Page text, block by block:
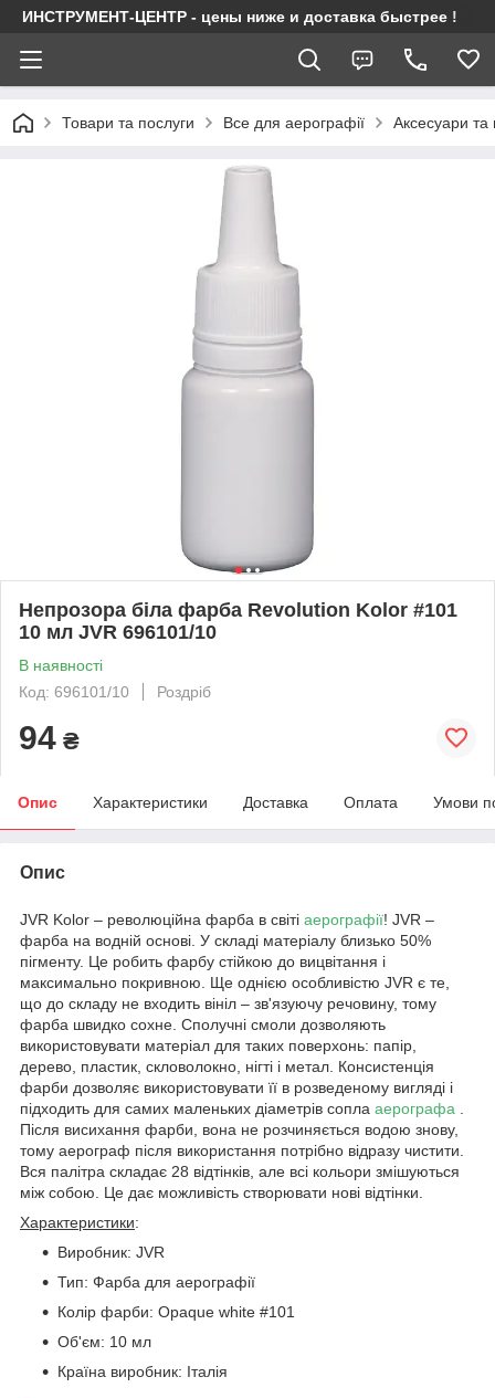
ИНСТРУМЕНТ-ЦЕНТР - цены ниже и доставка быстрее !
Товари та послуги Все для аерографії Аксесуари та
Непрозора біла фарба Revolution Kolor #101
10 мл JVR 696101/10
В наявності
Код: 696101/10
Роздріб
94 ₴
Опис Характеристики Доставка Оплата Умови
Опис
JVR Kolor – революційна фарба в світі аерографії! JVR –
фарба на водній основі. У складі матеріалу близько 50%
пігменту. Це робить фарбу стійкою до вицвітання і
максимально покривною. Ще однією особливістю JVR є те,
що до складу не входить вініл – зв'язуючу речовину, тому
фарба швидко сохне. Сполучні смоли дозволяють
використовувати матеріал для таких поверхонь: папір,
дерево, пластик, скловолокно, нігті і метал. Консистенція
фарби дозволяє використовувати її в розведеному вигляді і
підходить для самих маленьких діаметрів сопла аерографа
Після висихання фарби, вона не розчиняється водою знову,
тому аерограф після використання потрібно відразу чистити.
Вся палітра складає 28 відтінків, але всі кольори змішуються
між собою. Це дає можливість створювати нові відтінки.
Характеристики:
Виробник: JVR
Тип: Фарба для аерографії
Колір фарби: Opaque white #101
Об'єм: 10 мл
Країна виробник: Італія